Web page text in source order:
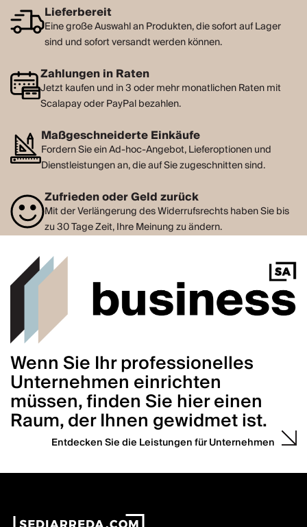
Lieferbereit
Eine große Auswahl an Produkten, die sofort auf Lager
sind und sofort versandt werden können.
Zahlungen in Raten
Jetzt kaufen und in 3 oder mehr monatlichen Raten mit
Scalapay oder PayPal bezahlen.
Maßgeschneiderte Einkäufe
Fordern Sie ein Ad-hoc-Angebot, Lieferoptionen und
Dienstleistungen an, die auf Sie zugeschnitten sind.
Zufrieden oder Geld zurück
Mit der Verlängerung des Widerrufsrechts haben Sie bis
zu 30 Tage Zeit, Ihre Meinung zu ändern.
Wenn Sie Ihr professionelles
Unternehmen einrichten
müssen, finden Sie hier einen
Raum, der Ihnen gewidmet ist.
Entdecken Sie die Leistungen für Unternehmen